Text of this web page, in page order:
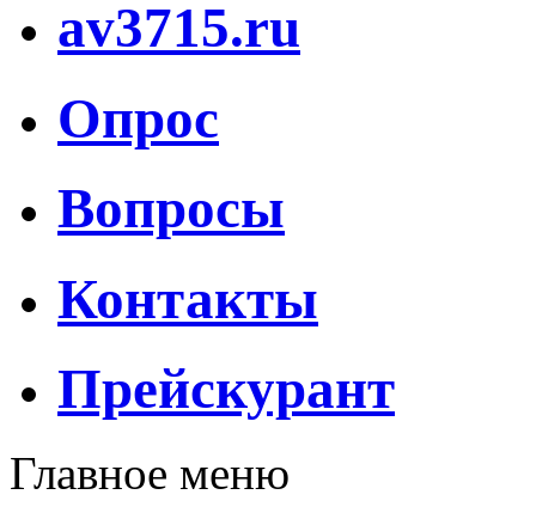
av3715.ru
Опрос
Вопросы
Контакты
Прейскурант
Главное меню